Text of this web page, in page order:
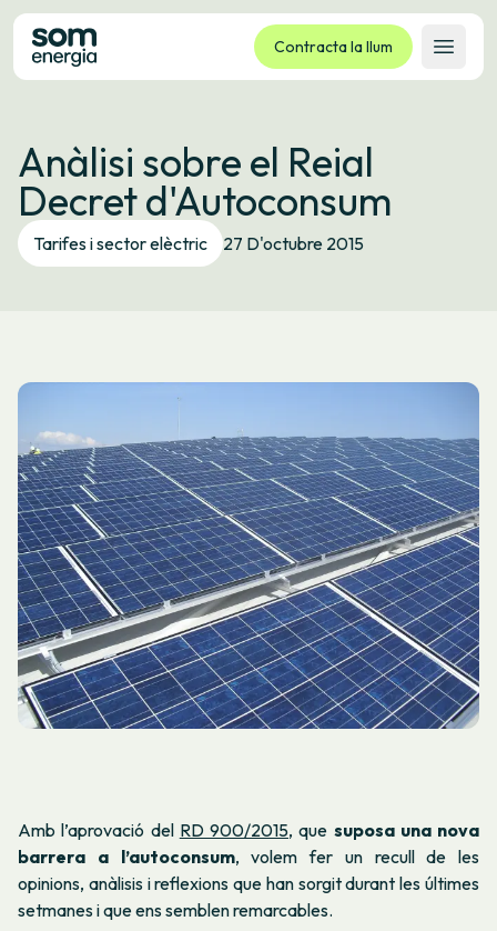
Contracta la llum
Obrir
Tarifes
Serveis
Empreses
La cooperativa
Idioma:
Anàlisi sobre el Reial
Decret d'Autoconsum
Tarifes i sector elèctric 27 D'octubre 2015
Amb l’aprovació del RD 900/2015, que suposa una nova
barrera a l’autoconsum, volem fer un recull de les
opinions, anàlisis i reflexions que han sorgit durant les últimes
setmanes i que ens semblen remarcables.